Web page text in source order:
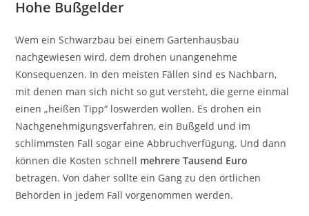
Hohe Bußgelder
Wem ein Schwarzbau bei einem Gartenhausbau
nachgewiesen wird, dem drohen unangenehme
Konsequenzen. In den meisten Fällen sind es Nachbarn,
mit denen man sich nicht so gut versteht, die gerne einmal
einen „heißen Tipp“ loswerden wollen. Es drohen ein
Nachgenehmigungsverfahren, ein Bußgeld und im
schlimmsten Fall sogar eine Abbruchverfügung. Und dann
können die Kosten schnell mehrere Tausend Euro
betragen. Von daher sollte ein Gang zu den örtlichen
Behörden in jedem Fall vorgenommen werden.